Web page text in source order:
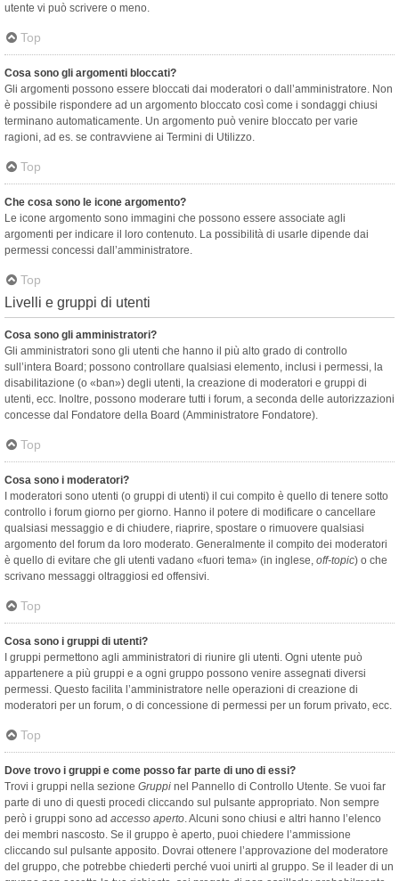
utente vi può scrivere o meno.
Top
Cosa sono gli argomenti bloccati?
Gli argomenti possono essere bloccati dai moderatori o dall’amministratore. Non
è possibile rispondere ad un argomento bloccato così come i sondaggi chiusi
terminano automaticamente. Un argomento può venire bloccato per varie
ragioni, ad es. se contravviene ai Termini di Utilizzo.
Top
Che cosa sono le icone argomento?
Le icone argomento sono immagini che possono essere associate agli
argomenti per indicare il loro contenuto. La possibilità di usarle dipende dai
permessi concessi dall’amministratore.
Top
Livelli e gruppi di utenti
Cosa sono gli amministratori?
Gli amministratori sono gli utenti che hanno il più alto grado di controllo
sull’intera Board; possono controllare qualsiasi elemento, inclusi i permessi, la
disabilitazione (o «ban») degli utenti, la creazione di moderatori e gruppi di
utenti, ecc. Inoltre, possono moderare tutti i forum, a seconda delle autorizzazioni
concesse dal Fondatore della Board (Amministratore Fondatore).
Top
Cosa sono i moderatori?
I moderatori sono utenti (o gruppi di utenti) il cui compito è quello di tenere sotto
controllo i forum giorno per giorno. Hanno il potere di modificare o cancellare
qualsiasi messaggio e di chiudere, riaprire, spostare o rimuovere qualsiasi
argomento del forum da loro moderato. Generalmente il compito dei moderatori
è quello di evitare che gli utenti vadano «fuori tema» (in inglese, off-topic) o che
scrivano messaggi oltraggiosi ed offensivi.
Top
Cosa sono i gruppi di utenti?
I gruppi permettono agli amministratori di riunire gli utenti. Ogni utente può
appartenere a più gruppi e a ogni gruppo possono venire assegnati diversi
permessi. Questo facilita l’amministratore nelle operazioni di creazione di
moderatori per un forum, o di concessione di permessi per un forum privato, ecc.
Top
Dove trovo i gruppi e come posso far parte di uno di essi?
Trovi i gruppi nella sezione Gruppi nel Pannello di Controllo Utente. Se vuoi far
parte di uno di questi procedi cliccando sul pulsante appropriato. Non sempre
però i gruppi sono ad accesso aperto. Alcuni sono chiusi e altri hanno l’elenco
dei membri nascosto. Se il gruppo è aperto, puoi chiedere l’ammissione
cliccando sul pulsante apposito. Dovrai ottenere l’approvazione del moderatore
del gruppo, che potrebbe chiederti perché vuoi unirti al gruppo. Se il leader di un